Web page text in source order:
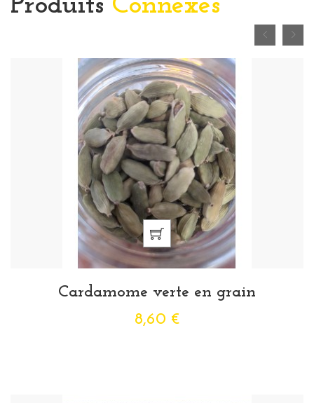
Cardamome verte en grain
8,60 €